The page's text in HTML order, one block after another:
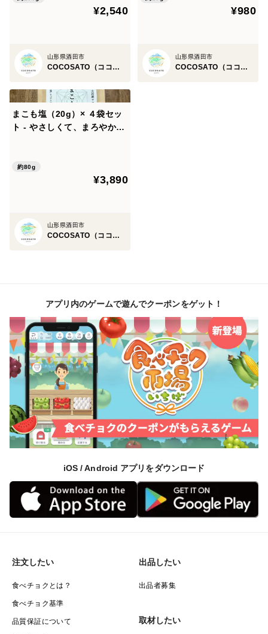
お米で作ったせんべい¥2,540
山形県酒田市
COCOSATO（ココサト）
¥980
山形県酒田市
COCOSATO（ココサト）
まこも塩（20g）× ４袋セッ
ト - やさしくて、まろやかな
マコモタケの株から生まれた
約80g
¥3,890
山形県酒田市
COCOSATO（ココサト）
アプリ内のゲームで遊んでクーポンをゲット！
iOS / Android アプリをダウンロード
注文したい
食べチョクとは？
食べチョク基準
品質保証について
出品したい
出品者募集
取材したい